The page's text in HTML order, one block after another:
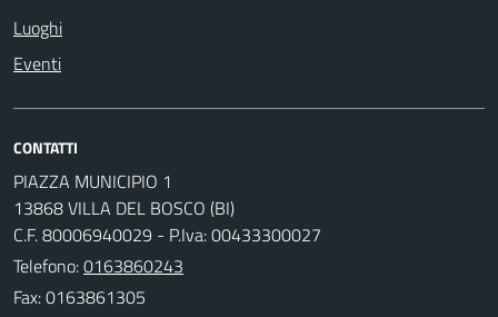
Luoghi
Eventi
CONTATTI
PIAZZA MUNICIPIO 1
13868 VILLA DEL BOSCO (BI)
C.F. 80006940029 - P.Iva: 00433300027
Telefono:0163860243
Fax: 0163861305